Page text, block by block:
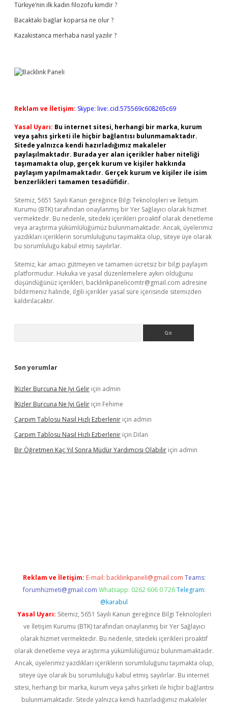
Türkiye’nin ilk kadın filozofu kimdir ?
Bacaktaki bağlar koparsa ne olur ?
Kazakistanca merhaba nasıl yazılır ?
Reklam ve İletişim: Skype: live:.cid.575569c608265c69
Yasal Uyarı: Bu internet sitesi, herhangi bir marka, kurum
veya şahıs şirketi ile hiçbir bağlantısı bulunmamaktadır.
Sitede yalnızca kendi hazırladığımız makaleler
paylaşılmaktadır. Burada yer alan içerikler haber niteliği
taşımamakta olup, gerçek kurum ve kişiler hakkında
paylaşım yapılmamaktadır. Gerçek kurum ve kişiler ile isim
benzerlikleri tamamen tesadüfidir.
Sitemiz, 5651 Sayılı Kanun gereğince Bilgi Teknolojileri ve İletişim
Kurumu (BTK) tarafından onaylanmış bir Yer Sağlayıcı olarak hizmet
vermektedir. Bu nedenle, sitedeki içerikleri proaktif olarak denetleme
veya araştırma yükümlülüğümüz bulunmamaktadır. Ancak, üyelerimiz
yazdıkları içeriklerin sorumluluğunu taşımakta olup, siteye üye olarak
bu sorumluluğu kabul etmiş sayılırlar.
Sitemiz, kar amacı gütmeyen ve tamamen ücretsiz bir bilgi paylaşım
platformudur. Hukuka ve yasal düzenlemelere aykırı olduğunu
düşündüğünüz içerikleri, backlinkpanelicomtr@gmail.com adresine
bildirmeniz halinde, ilgili içerikler yasal süre içerisinde sitemizden
kaldırılacaktır.
Son yorumlar
İKizler Burcuna Ne Iyi Gelir için admin
İKizler Burcuna Ne Iyi Gelir için Fehime
Çarpım Tablosu Nasıl Hızlı Ezberlenir için admin
Çarpım Tablosu Nasıl Hızlı Ezberlenir için Dilan
Bir Öğretmen Kaç Yıl Sonra Müdür Yardımcısı Olabilir için admin
Reklam ve İletişim: E-mail: backlinkpaneli@gmail.com Teams:
forumhizmeti@gmail.com Whatsapp: 0262 606 0 726 Telegram:
@karabul
Yasal Uyarı: Sitemiz, 5651 Sayılı Kanun gereğince Bilgi Teknolojileri
ve İletişim Kurumu (BTK) tarafından onaylanmış bir Yer Sağlayıcı
olarak hizmet vermektedir. Bu nedenle, sitedeki içerikleri proaktif
olarak denetleme veya araştırma yükümlülüğümüz bulunmamaktadır.
Ancak, üyelerimiz yazdıkları içeriklerin sorumluluğunu taşımakta olup,
siteye üye olarak bu sorumluluğu kabul etmiş sayılırlar. Bu internet
sitesi, herhangi bir marka, kurum veya şahıs şirketi ile hiçbir bağlantısı
bulunmamaktadır. Sitede yalnızca kendi hazırladığımız makaleler